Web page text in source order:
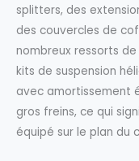
splitters, des
des couvercles de
nombreux ressorts
kits de suspension
avec amortissement
gros freins, ce qui
équipé sur le plan du